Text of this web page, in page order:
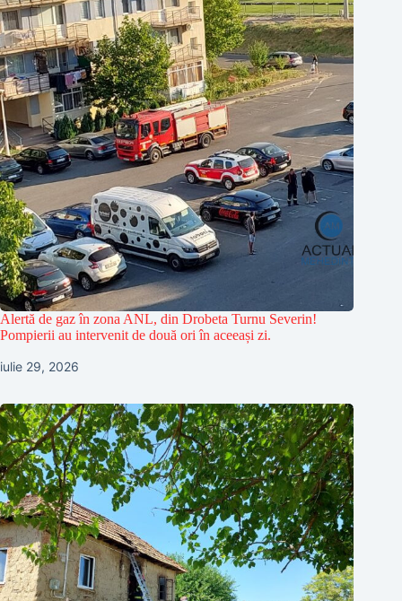
Alertă de gaz în zona ANL, din Drobeta Turnu Severin!
Pompierii au intervenit de două ori în aceeași zi.
iulie 29, 2026